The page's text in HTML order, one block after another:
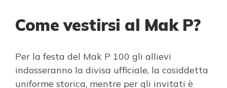
Come vestirsi al Mak P?
Per la festa del Mak P 100 gli allievi
indosseranno la divisa ufficiale, la cosiddetta
uniforme storica, mentre per gli invitati è